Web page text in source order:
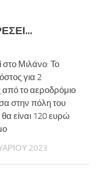
στο Μιλάνο: Το
για 2
από το αεροδρόμιο
στην πόλη του
είναι 120 ευρώ
2023